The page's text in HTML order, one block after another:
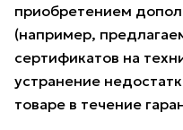
приобретением
(например,
сертификатов на
устранение
товаре в течение